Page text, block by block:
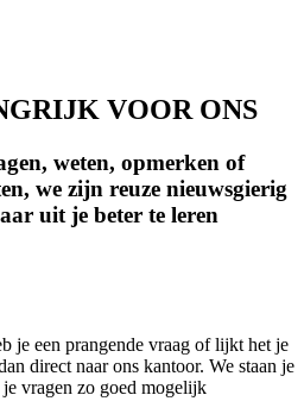
VOOR ONS
weten, opmerken of
we zijn reuze nieuwsgierig
uit je beter te leren
je een prangende vraag of lijkt het je
direct naar ons kantoor. We staan je
vragen zo goed mogelijk